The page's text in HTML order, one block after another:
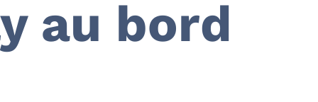
au bord